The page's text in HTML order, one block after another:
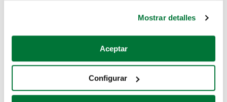
Si lo permite, también quisiéramos:
Recopilar información sobre su ubicación geográfica
Identificar su dispositivo analizándolo activamente
para buscar características específicas (huellas
Mostrar detalles
Aceptar
Configurar
Coches de segunda mano
Coches de km0